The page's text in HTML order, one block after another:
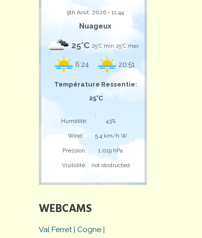
9th Août, 2026 - 11:44
Nuageux
25°C 25°C min 25°C max
6:24 20:51
Température Ressentie:
25°C
;
Humidité:
43%
Wind: 5,4 km/h W
Pression: 1.019 hPa
Visibilité: not obstructed
WEBCAMS
Val Ferret| Cogne |